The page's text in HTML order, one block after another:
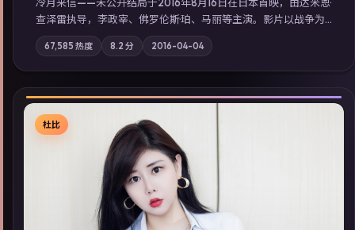
冷月来信——未公开结局于2016年8月16日在日本首映，由达米恩·
查泽雷执导，李政宰、佛罗伦斯·珀、马丽等主演。影片以战争为
叙事主轴，一场意外将众人卷入不可撤回的连锁反应；摄影与配
乐强化地域气质；站内亦可通过「国产免费观看高清电视剧在线
看」延展检索同类型高分佳作，畅享高清在线追剧体验。
67,585 热度 8.2 分 2016-04-04
▶
杜比